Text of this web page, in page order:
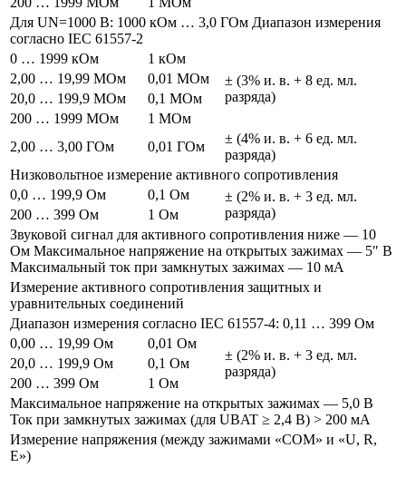
Для UN=1000 В: 1000 кОм … 3,0 ГОм Диапазон измерения
согласно IEC 61557-2
0 … 1999 кОм
1 кОм
± (3% и. в. + 8 ед. мл.
разряда)
2,00 … 19,99 МОм
0,01 МОм
20,0 … 199,9 МОм
0,1 МОм
200 … 1999 МОм
1 МОм
2,00 … 3,00 ГОм
0,01 ГОм
± (4% и. в. + 6 ед. мл.
разряда)
Низковольтное измерение активного сопротивления
0,0 … 199,9 Ом
0,1 Ом
± (2% и. в. + 3 ед. мл.
разряда)
200 … 399 Ом
1 Ом
Звуковой сигнал для активного сопротивления ниже — 10
Ом Максимальное напряжение на открытых зажимах — 5″ В
Максимальный ток при замкнутых зажимах — 10 мА
Измерение активного сопротивления защитных и
уравнительных соединений
Диапазон измерения согласно IEC 61557-4: 0,11 … 399 Ом
0,00 … 19,99 Ом
0,01 Ом
± (2% и. в. + 3 ед. мл.
разряда)
20,0 … 199,9 Ом
0,1 Ом
200 … 399 Ом
1 Ом
Максимальное напряжение на открытых зажимах — 5,0 В
Ток при замкнутых зажимах (для UBAT ≥ 2,4 В) > 200 мА
Измерение напряжения (между зажимами «COM» и «U, R,
E»)